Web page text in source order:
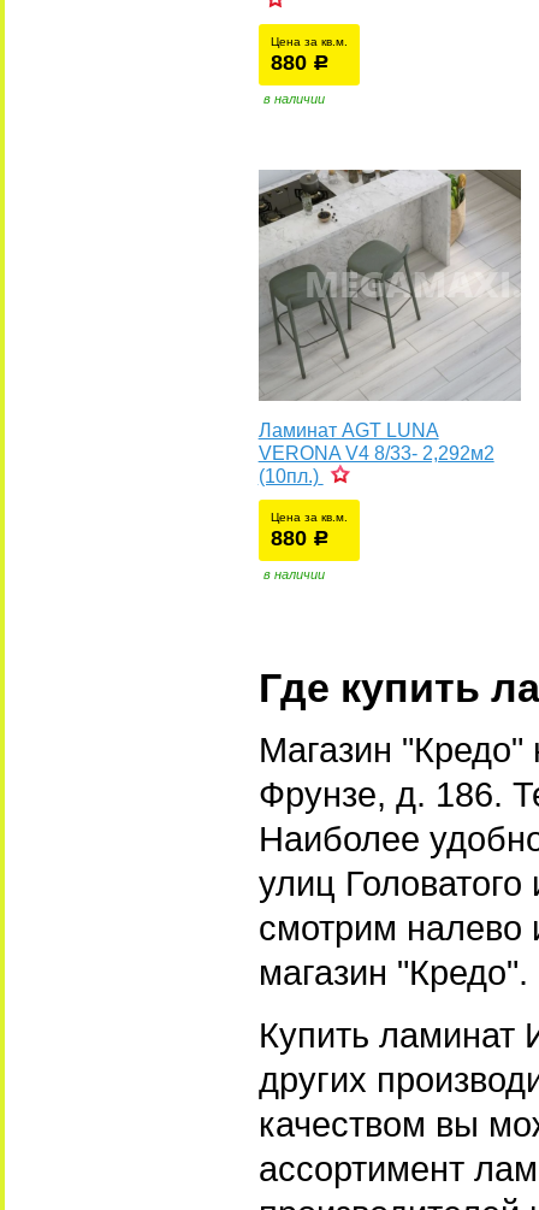
Цена за кв.м.
880 р
в наличии
Ламинат AGT LUNA
VERONA V4 8/33- 2,292м2
(10пл.)
Цена за кв.м.
880 р
в наличии
Где купить
Магазин "Кредо"
Фрунзе, д. 186.
Наиболее
улиц
смотрим налево
магазин "Кредо".
Купить ламинат
других
качеством вы
ассортимент